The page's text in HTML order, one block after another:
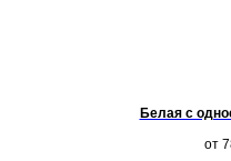
Белая с
от